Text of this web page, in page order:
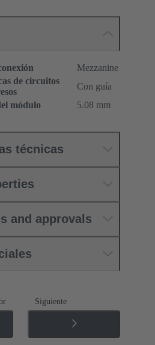
Mezzanine
de circuitos
Con guía
módulo
5.08 mm
técnicas
and approvals
Siguiente